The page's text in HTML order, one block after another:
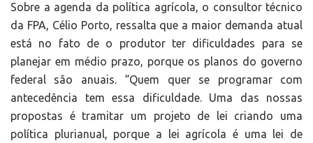
Sobre a agenda da política agrícola, o consultor técnico
da FPA, Célio Porto, ressalta que a maior demanda atual
está no fato de o produtor ter dificuldades para se
planejar em médio prazo, porque os planos do governo
federal são anuais. “Quem quer se programar com
antecedência tem essa dificuldade. Uma das nossas
propostas é tramitar um projeto de lei criando uma
política plurianual, porque a lei agrícola é uma lei de